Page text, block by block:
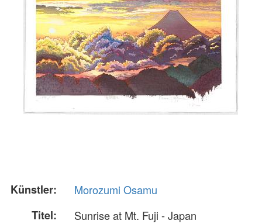
Künstler:
Morozumi Osamu
Titel:
Sunrise at Mt. Fuji - Japan